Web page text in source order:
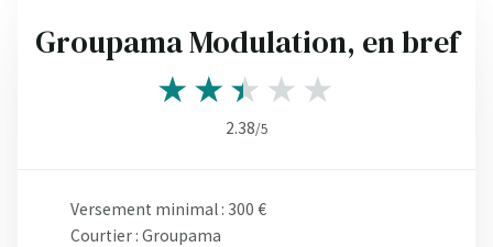
Groupama Modulation, en bref
2.38/5
Versement minimal : 300 €
Courtier : Groupama